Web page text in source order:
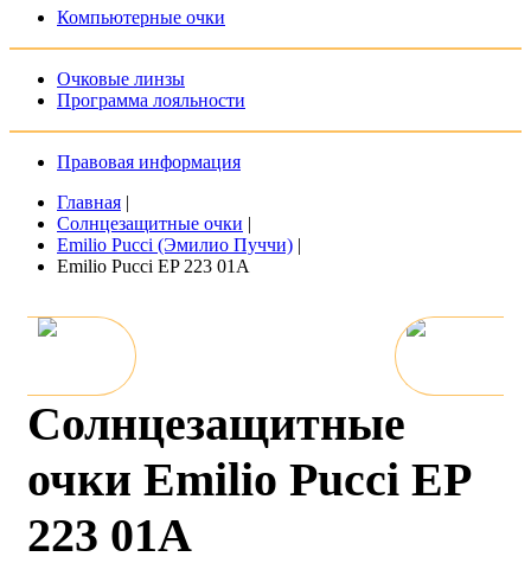
Компьютерные очки
Очковые линзы
Программа лояльности
Правовая информация
Главная |
Солнцезащитные очки |
Emilio Pucci (Эмилио Пуччи) |
Emilio Pucci EP 223 01A
Солнцезащитные
очки Emilio Pucci EP
223 01A